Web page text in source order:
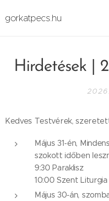
gorkatpecs.hu
Hirdetések |
Kedves Testvérek,
Május 31-én,
szokott időben
9:30 Paraklisz
10:00 Szent Liturgia
Május 30-án,